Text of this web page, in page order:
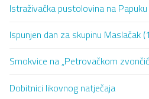
Istraživačka pustolovina na Papuku
Ispunjen dan za skupinu Maslačak
Smokvice na „Petrovačkom
Dobitnici likovnog natječaja